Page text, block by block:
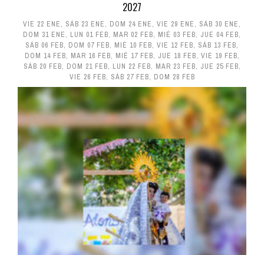
2027
VIE 22 ENE, SÁB 23 ENE, DOM 24 ENE, VIE 29 ENE, SÁB 30 ENE,
DOM 31 ENE, LUN 01 FEB, MAR 02 FEB, MIÉ 03 FEB, JUE 04 FEB,
SÁB 06 FEB, DOM 07 FEB, MIÉ 10 FEB, VIE 12 FEB, SÁB 13 FEB,
DOM 14 FEB, MAR 16 FEB, MIÉ 17 FEB, JUE 18 FEB, VIE 19 FEB,
SÁB 20 FEB, DOM 21 FEB, LUN 22 FEB, MAR 23 FEB, JUE 25 FEB,
VIE 26 FEB, SÁB 27 FEB, DOM 28 FEB